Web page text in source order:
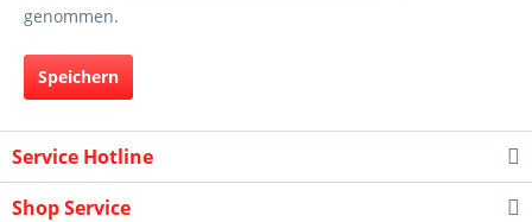
genommen.
Speichern
Service Hotline
Shop Service